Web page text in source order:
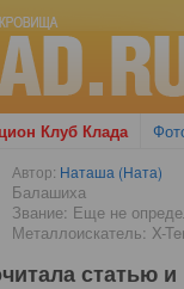
Клуб Клада
Автор: Наташа (Ната)
Балашиха
Звание: Еще не
Металлоискатель: X-
статью